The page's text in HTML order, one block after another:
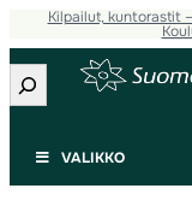
Kilpailut, kuntorastit
Etsi
VALIKKO